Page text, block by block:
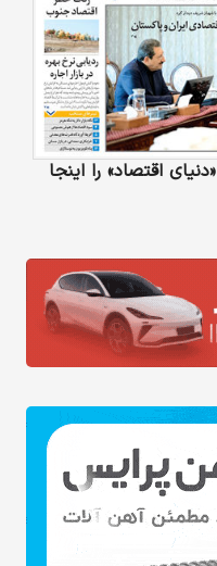
اقتصاد» را اینجا